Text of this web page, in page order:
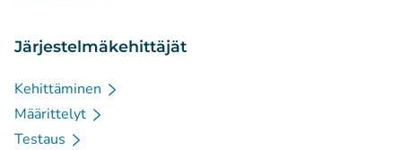
Järjestelmäkehittäjät
Kehittäminen
Määrittelyt
Testaus